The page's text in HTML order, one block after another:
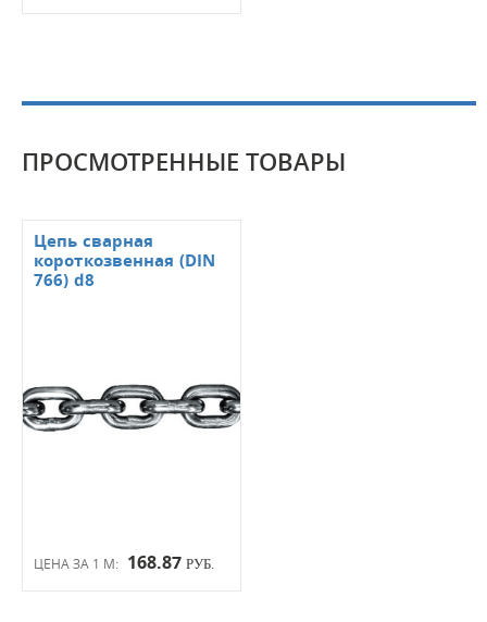
ПРОСМОТРЕННЫЕ ТОВАРЫ
ЦЕНА ЗА 1 М: 168.87 РУБ.
Цепь сварная
короткозвенная (DIN
766) d8